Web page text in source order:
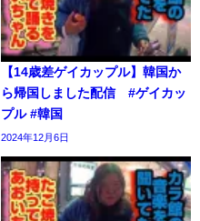
【14歳差ゲイカップル】韓国か
ら帰国しました配信 #ゲイカッ
プル #韓国
2024年12月6日